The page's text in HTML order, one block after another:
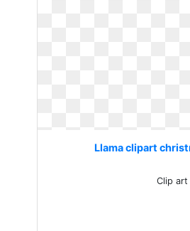
Llama clipart
Clip art